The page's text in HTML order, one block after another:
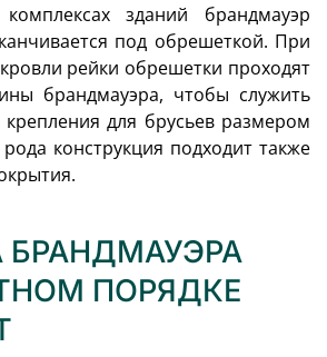
зданий брандмауэр
под обрешеткой. При
рейки обрешетки проходят
брандмауэра, чтобы служить
для брусьев размером
конструкция подходит также
ПОРЯДКЕ